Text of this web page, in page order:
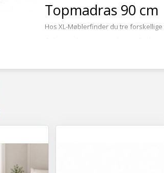
Topmadras 90 cm
Hos XL-Møblerfinder du tre
Behagelig top med